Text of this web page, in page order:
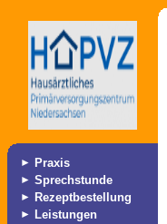
► Praxis
► Sprechstunde
► Rezeptbestellung
► Leistungen